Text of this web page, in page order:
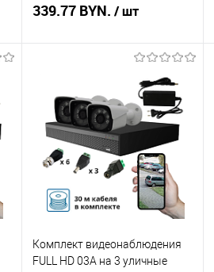
KIT2-220HD 3A (3.6mm)
339.77 BYN. / шт
Купить в 1 клик
Сравнение
В избранное
В наличии
Комплект видеонаблюдения
FULL HD 03A на 3 уличные